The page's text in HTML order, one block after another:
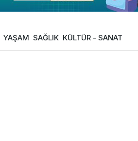
YAŞAM SAĞLIK KÜLTÜR - SANAT